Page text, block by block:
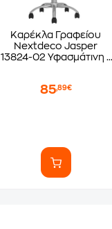
Καρέκλα Γραφείου
Nextdeco Jasper
13824-02 Υφασμάτινη -
85,89€